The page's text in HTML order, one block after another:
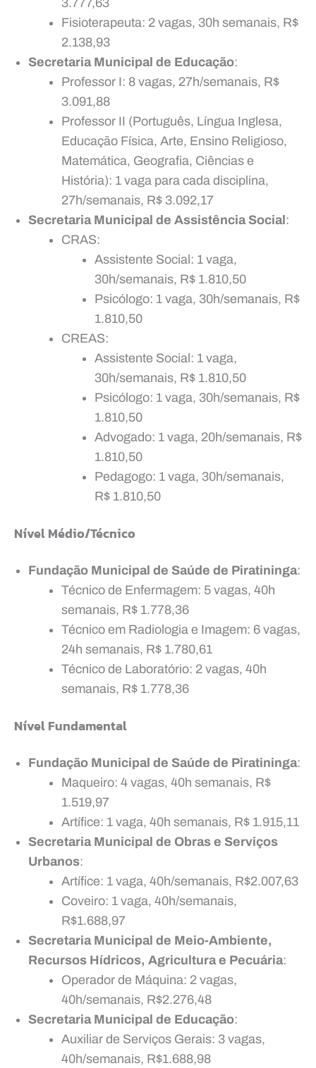
3.777,63
Fisioterapeuta: 2 vagas, 30h semanais, R$
2.138,93
Secretaria Municipal de Educação:
Professor I: 8 vagas, 27h/semanais, R$
3.091,88
Professor II (Português, Língua Inglesa,
Educação Física, Arte, Ensino Religioso,
Matemática, Geografia, Ciências e
História): 1 vaga para cada disciplina,
27h/semanais, R$ 3.092,17
Secretaria Municipal de Assistência Social :
CRAS:
Assistente Social: 1 vaga,
30h/semanais, R$ 1.810,50
Psicólogo: 1 vaga, 30h/semanais, R$
1.810,50
CREAS:
Assistente Social: 1 vaga,
30h/semanais, R$ 1.810,50
Psicólogo: 1 vaga, 30h/semanais, R$
1.810,50
Advogado: 1 vaga, 20h/semanais, R$
1.810,50
Pedagogo: 1 vaga, 30h/semanais,
R$ 1.810,50
Nível Médio/Técnico
Fundação Municipal de Saúde de Piratininga:
Técnico de Enfermagem: 5 vagas, 40h
semanais, R$ 1.778,36
Técnico em Radiologia e Imagem: 6 vagas,
24h semanais, R$ 1.780,61
Técnico de Laboratório: 2 vagas, 40h
semanais, R$ 1.778,36
Nível Fundamental
Fundação Municipal de Saúde de Piratininga:
Maqueiro: 4 vagas, 40h semanais, R$
1.519,97
Artífice: 1 vaga, 40h semanais, R$ 1.915,11
Secretaria Municipal de Obras e Serviços
Urbanos:
Artífice: 1 vaga, 40h/semanais, R$2.007,63
Coveiro: 1 vaga, 40h/semanais,
R$1.688,97
Secretaria Municipal de Meio-Ambiente,
Recursos Hídricos, Agricultura e Pecuária:
Operador de Máquina: 2 vagas,
40h/semanais, R$2.276,48
Secretaria Municipal de Educação:
Auxiliar de Serviços Gerais: 3 vagas,
40h/semanais, R$1.688,98